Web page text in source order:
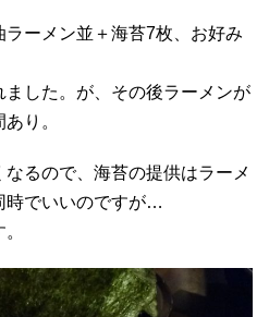
ーメン並＋海苔7枚、お好み
した。が、その後ラーメンが
り。
るので、海苔の提供はラーメ
時でいいのですが…